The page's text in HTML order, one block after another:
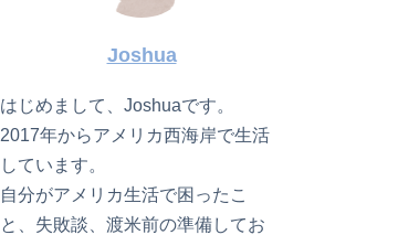
Joshua
はじめまして、Joshuaです。
2017年からアメリカ西海岸で生活
しています。
自分がアメリカ生活で困ったこ
と、失敗談、渡米前の準備してお